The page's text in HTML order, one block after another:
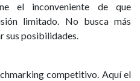
el inconveniente de que
limitado. No busca más
sus posibilidades.
competitivo. Aquí el